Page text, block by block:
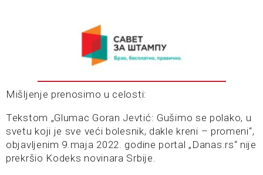
Mišljenje prenosimo u celosti:
Tekstom „Glumac Goran Jevtić: Gušimo se polako, u
svetu koji je sve veći bolesnik, dakle kreni – promeni“,
objavljenim 9.maja 2022. godine portal „Danas.rs“ nije
prekršio Kodeks novinara Srbije.